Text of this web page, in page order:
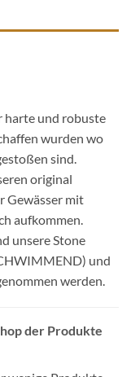
harte und robuste
wurden wo
sind.
original
Gewässer mit
aufkommen.
unsere Stone
und
werden.
der Produkte